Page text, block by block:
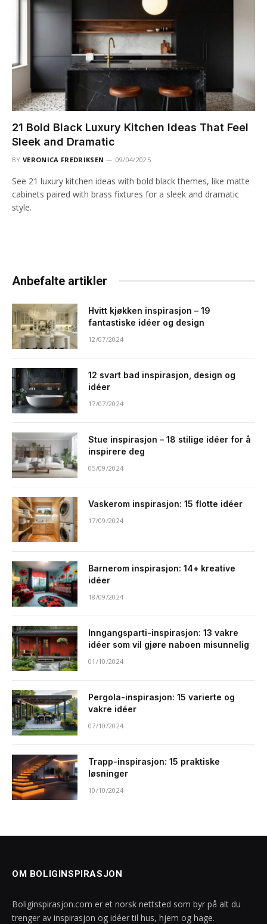
21 Bold Black Luxury Kitchen Ideas That Feel
Sleek and Dramatic
BY VERONICA FREDRIKSEN 09/04/2025
See 21 luxury kitchen ideas with bold black themes, like matte
cabinets paired with brass fixtures for a sleek and dramatic
style.
Anbefalte artikler
Hvitt kjøkken inspirasjon – 19
fantastiske idéer og design
12/07/2024
12 svart bad inspirasjon, design og
idéer
17/07/2024
Stue inspirasjon – 18 stilige idéer for å
inspirere deg
05/09/2024
Vaskerom inspirasjon: 15 flotte idéer
17/09/2024
Barnerom inspirasjon: 14+ kreative
idéer
18/09/2024
Inngangsparti-inspirasjon: 13 vakre
idéer som vil gjøre naboen misunnelig
01/10/2024
Pergola-inspirasjon: 15 varierte og
vakre idéer
07/10/2024
Trapp-inspirasjon: 15 praktiske
løsninger
10/10/2024
OM BOLIGINSPIRASJON
Boliginspirasjon.com er et norsk nettsted som byr på alt du
trenger av inspirasjon og idéer til hus, hjem og hage.